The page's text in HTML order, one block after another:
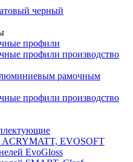
черный
профили
профили производство
рамочным
профили производство
ACRYMATT, EVOSOFT
EvoGloss